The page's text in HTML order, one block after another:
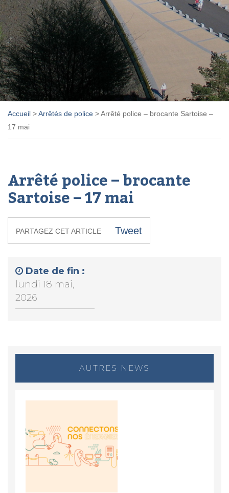
Accueil >Arrêtés de police >Arrêté police – brocante Sartoise –
17 mai
Arrêté police – brocante
Sartoise – 17 mai
PARTAGEZ CET ARTICLE Tweet
Date de fin :
lundi 18 mai,
2026
AUTRES NEWS